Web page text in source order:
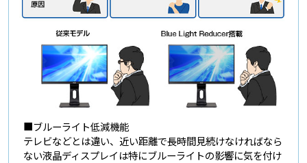
■ブルーライト低減機能
テレビなどとは違い、近い距離で長時間見続けなければなら
ない液晶ディスプレイは特にブルーライトの影響に気を付け